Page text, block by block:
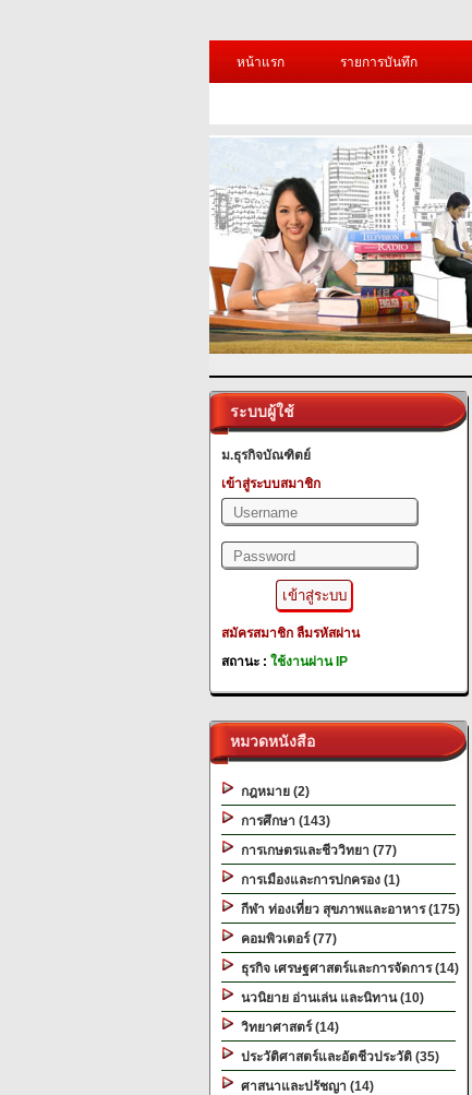
หน้าแรก
รายการบันทึก
ระบบผู้ใช้
ม.ธุรกิจบัณฑิตย์
เข้าสู่ระบบสมาชิก
สมัครสมาชิก ลืมรหัสผ่าน
สถานะ : ใช้งานผ่าน IP
หมวดหนังสือ
กฎหมาย (2)
การศึกษา (143)
การเกษตรและชีววิทยา (77)
การเมืองและการปกครอง (1)
กีฬา ท่องเที่ยว สุขภาพและอาหาร (175)
คอมพิวเตอร์ (77)
ธุรกิจ เศรษฐศาสตร์และการจัดการ (14)
นวนิยาย อ่านเล่น และนิทาน (10)
วิทยาศาสตร์ (14)
ประวัติศาสตร์และอัตชีวประวัติ (35)
ศาสนาและปรัชญา (14)